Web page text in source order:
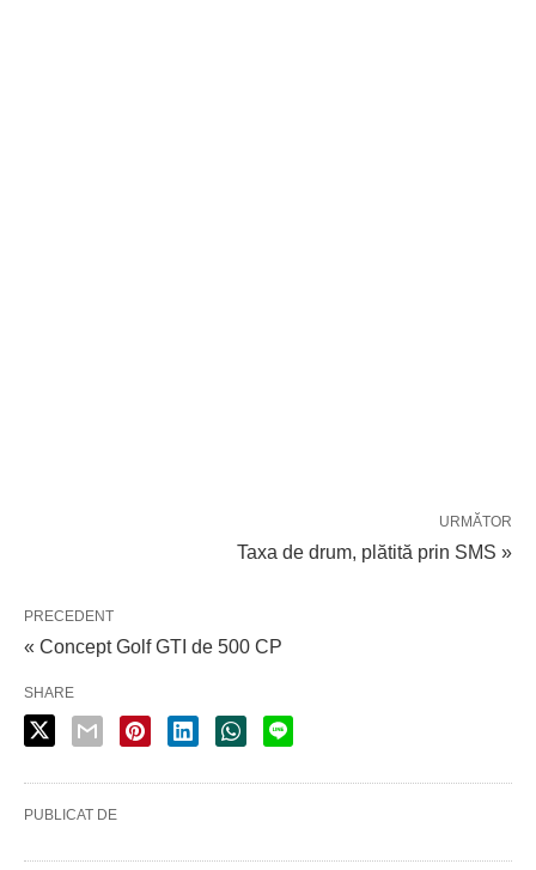
URMĂTOR
Taxa de drum, plătită prin SMS »
PRECEDENT
« Concept Golf GTI de 500 CP
SHARE
PUBLICAT DE